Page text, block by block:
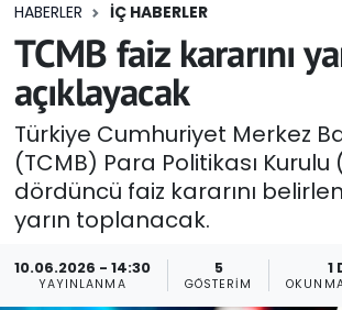
HABERLER İÇ HABERLER
TCMB faiz kararını
açıklayacak
Türkiye Cumhuriyet Merkez
(TCMB) Para Politikası Kurulu
dördüncü faiz kararını
yarın toplanacak.
10.06.2026 - 14:30
YAYINLANMA
5
GÖSTERIM
1
Eğitim
Ekonomi
Foto Galeri
GEZİ
Güncel
Gündem
Tüm Manşetler
Son Dakika Haberleri
Haber Arşivi